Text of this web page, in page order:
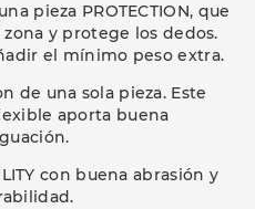
pieza PROTECTION, que
y protege los dedos.
el mínimo peso extra.
de una sola pieza. Este
aporta buena
con buena abrasión y